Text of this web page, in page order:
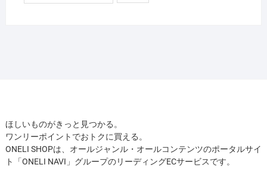
ほしいものがきっと見つかる。
ワンリーポイントでおトクに買える。
ONELI SHOPは、オールジャンル・オールコンテンツのポータルサイ
ト「ONELI NAVI」グループのリーディングECサービスです。